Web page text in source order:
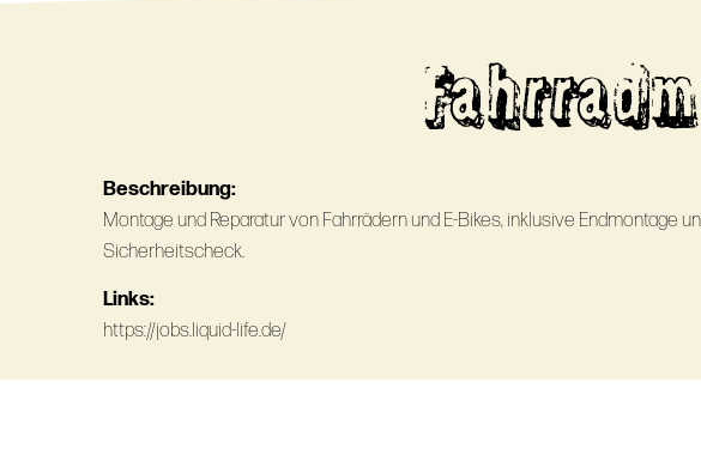
Beschreibung:
Montage und Reparatur von Fahrrädern und E-Bikes, inklusive Endmontage
Sicherheitscheck.
Links:
https://jobs.liquid-life.de/